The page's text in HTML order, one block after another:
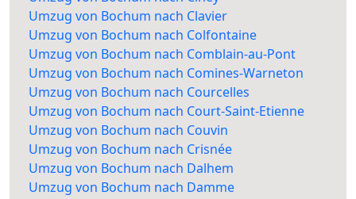
Umzug von Bochum nach Clavier
Umzug von Bochum nach Colfontaine
Umzug von Bochum nach Comblain-au-Pont
Umzug von Bochum nach Comines-Warneton
Umzug von Bochum nach Courcelles
Umzug von Bochum nach Court-Saint-Etienne
Umzug von Bochum nach Couvin
Umzug von Bochum nach Crisnée
Umzug von Bochum nach Dalhem
Umzug von Bochum nach Damme